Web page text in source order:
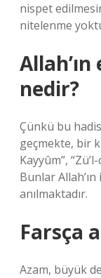
nispet
nitelenme
nedir?
Çünkü bu
geçmekte, bir
Kayyûm”,
Bunlar
anılmaktadır.
Farsça
Azam, büyük